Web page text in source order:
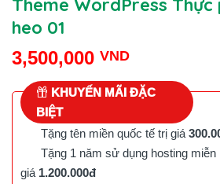
Theme WordPress
heo 01
3,500,000 VND
KHUYẾN MÃI ĐẶC
BIỆT
Tặng tên miền quốc tế trị giá
Tặng 1 năm sử dụng hosting miễn
giá 1.200.000đ